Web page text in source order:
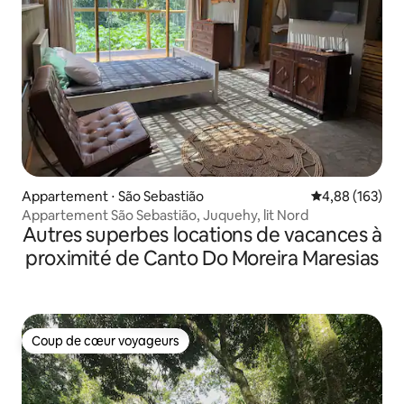
Appartement ⋅ São Sebastião Évaluation
4,88 (163)
Appartement São Sebastião, Juquehy, lit Nord
Autres superbes locations de vacances à
proximité de Canto Do Moreira Maresias
Coup de cœur voyageurs
Coup de cœur voyageurs